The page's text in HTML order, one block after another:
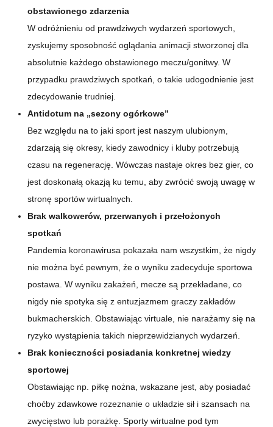
obstawionego zdarzenia
W odróżnieniu od prawdziwych wydarzeń sportowych,
zyskujemy sposobność oglądania animacji stworzonej dla
absolutnie każdego obstawionego meczu/gonitwy. W
przypadku prawdziwych spotkań, o takie udogodnienie jest
zdecydowanie trudniej.
Antidotum na „sezony ogórkowe”
Bez względu na to jaki sport jest naszym ulubionym,
zdarzają się okresy, kiedy zawodnicy i kluby potrzebują
czasu na regenerację. Wówczas nastaje okres bez gier, co
jest doskonałą okazją ku temu, aby zwrócić swoją uwagę w
stronę sportów wirtualnych.
Brak walkowerów, przerwanych i przełożonych
spotkań
Pandemia koronawirusa pokazała nam wszystkim, że nigdy
nie można być pewnym, że o wyniku zadecyduje sportowa
postawa. W wyniku zakażeń, mecze są przekładane, co
nigdy nie spotyka się z entuzjazmem graczy zakładów
bukmacherskich. Obstawiając virtuale, nie narażamy się na
ryzyko wystąpienia takich nieprzewidzianych wydarzeń.
Brak konieczności posiadania konkretnej wiedzy
sportowej
Obstawiając np. piłkę nożna, wskazane jest, aby posiadać
choćby zdawkowe rozeznanie o układzie sił i szansach na
zwycięstwo lub porażkę. Sporty wirtualne pod tym